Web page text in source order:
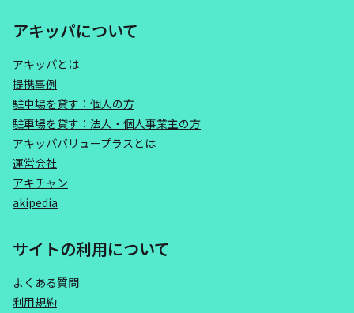
アキッパについて
アキッパとは
提携事例
駐車場を貸す：個人の方
駐車場を貸す：法人・個人事業主の方
アキッパバリュープラスとは
運営会社
アキチャン
akipedia
サイトの利用について
よくある質問
利用規約